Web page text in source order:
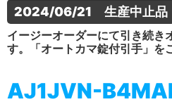
2024/06/21　生産中止品
イージーオーダーにて引き続き
す。「オートカマ錠付引手」を
AJ1JVN-